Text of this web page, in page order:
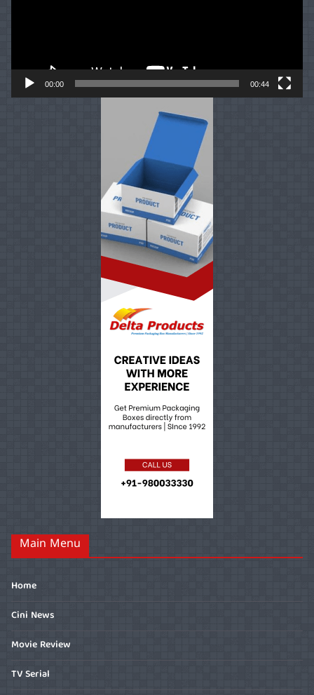
00:00 00:44
Main Menu
Home
Cini News
Movie Review
TV Serial